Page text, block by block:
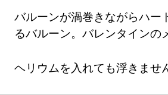
バルーンが渦巻きながらハー
るバルーン。バレンタインの
ヘリウムを入れても浮きませ